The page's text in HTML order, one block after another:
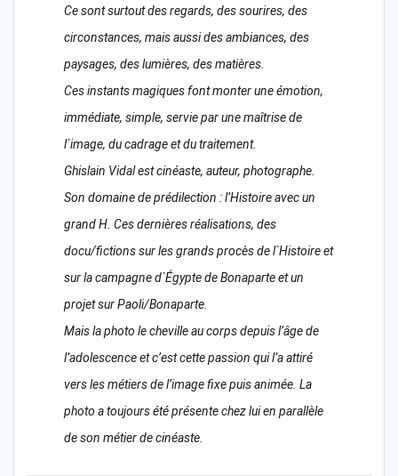
Ce sont surtout des regards, des sourires, des
circonstances, mais aussi des ambiances, des
paysages, des lumières, des matières.
Ces instants magiques font monter une émotion,
immédiate, simple, servie par une maîtrise de
l`image, du cadrage et du traitement.
Ghislain Vidal est cinéaste, auteur, photographe.
Son domaine de prédilection : l’Histoire avec un
grand H. Ces dernières réalisations, des
docu/fictions sur les grands procès de l`Histoire et
sur la campagne d`Égypte de Bonaparte et un
projet sur Paoli/Bonaparte.
Mais la photo le cheville au corps depuis l’âge de
l’adolescence et c’est cette passion qui l’a attiré
vers les métiers de l’image fixe puis animée. La
photo a toujours été présente chez lui en parallèle
de son métier de cinéaste.